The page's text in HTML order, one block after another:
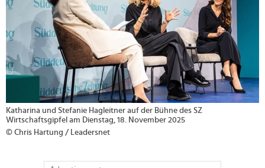
Katharina und Stefanie Hagleitner auf der Bühne des SZ
Wirtschaftsgipfel am Dienstag, 18. November 2025
© Chris Hartung / Leadersnet